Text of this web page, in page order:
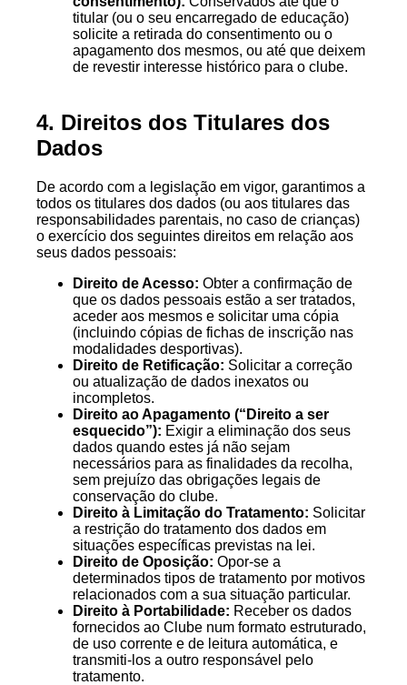
titular (ou o seu encarregado de educação)
solicite a retirada do consentimento ou o
apagamento dos mesmos, ou até que deixem
de revestir interesse histórico para o clube.
4. Direitos dos Titulares dos
Dados
De acordo com a legislação em vigor, garantimos a
todos os titulares dos dados (ou aos titulares das
responsabilidades parentais, no caso de crianças)
o exercício dos seguintes direitos em relação aos
seus dados pessoais:
Direito de Acesso: Obter a confirmação de
que os dados pessoais estão a ser tratados,
aceder aos mesmos e solicitar uma cópia
(incluindo cópias de fichas de inscrição nas
modalidades desportivas).
Direito de Retificação: Solicitar a correção
ou atualização de dados inexatos ou
incompletos.
Direito ao Apagamento (“Direito a ser
esquecido”): Exigir a eliminação dos seus
dados quando estes já não sejam
necessários para as finalidades da recolha,
sem prejuízo das obrigações legais de
conservação do clube.
Direito à Limitação do Tratamento: Solicitar
a restrição do tratamento dos dados em
situações específicas previstas na lei.
Direito de Oposição: Opor-se a
determinados tipos de tratamento por motivos
relacionados com a sua situação particular.
Direito à Portabilidade: Receber os dados
fornecidos ao Clube num formato estruturado,
de uso corrente e de leitura automática, e
transmiti-los a outro responsável pelo
tratamento.
Subscreva a nossa newsletter
Permito que o Caldas SC recolha os meus dados.
Subscrever